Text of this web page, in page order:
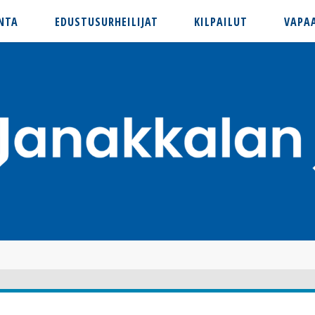
EDUSTUSURHEILIJAT KILPAILUT